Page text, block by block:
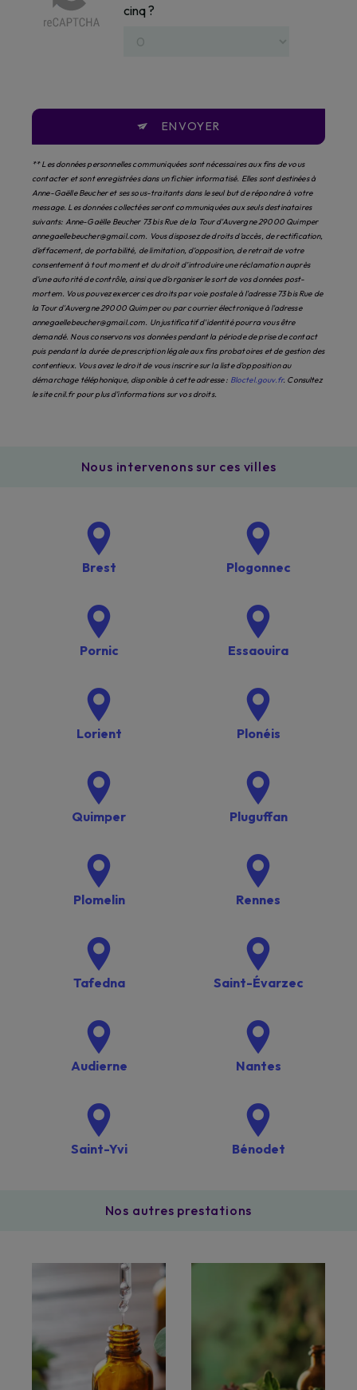
cinq ?
ENVOYER
** Les données personnelles communiquées sont nécessaires aux fins de vous
contacter et sont enregistrées dans un fichier informatisé. Elles sont destinées à
Anne-Gaëlle Beucher et ses sous-traitants dans le seul but de répondre à votre
message. Les données collectées seront communiquées aux seuls destinataires
suivants: Anne-Gaëlle Beucher 73 bis Rue de la Tour d'Auvergne 29000 Quimper
annegaellebeucher@gmail.com. Vous disposez de droits d’accès, de rectification,
d’effacement, de portabilité, de limitation, d’opposition, de retrait de votre
consentement à tout moment et du droit d’introduire une réclamation auprès
d’une autorité de contrôle, ainsi que d’organiser le sort de vos données post-
mortem. Vous pouvez exercer ces droits par voie postale à l'adresse 73 bis Rue de
la Tour d'Auvergne 29000 Quimper ou par courrier électronique à l'adresse
annegaellebeucher@gmail.com. Un justificatif d'identité pourra vous être
demandé. Nous conservons vos données pendant la période de prise de contact
puis pendant la durée de prescription légale aux fins probatoires et de gestion des
contentieux. Vous avez le droit de vous inscrire sur la liste d'opposition au
démarchage téléphonique, disponible à cette adresse : Bloctel.gouv.fr. Consultez
le site cnil.fr pour plus d’informations sur vos droits.
Nous intervenons sur ces villes
Brest Plogonnec
Pornic Essaouira
Lorient Plonéis
Quimper Pluguffan
Plomelin Rennes
Tafedna Saint-Évarzec
Audierne Nantes
Saint-Yvi Bénodet
Nos autres prestations